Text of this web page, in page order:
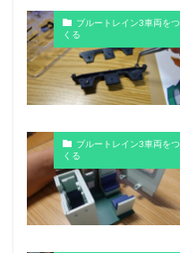
ブルートレイン3車両をつ
くる
ブルートレイン3車両をつ
くる